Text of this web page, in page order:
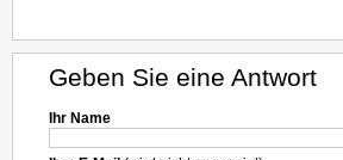
Geben Sie eine Antwort
Ihr Name